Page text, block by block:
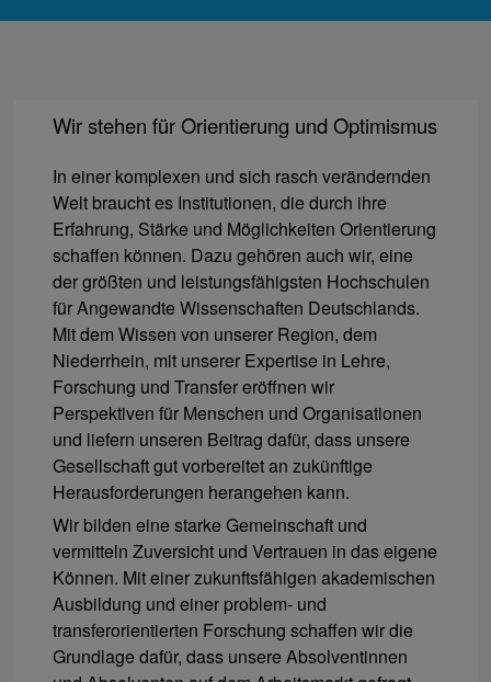
Wir stehen für Orientierung und Optimismus
In einer komplexen und sich rasch verändernden
Welt braucht es Institutionen, die durch ihre
Erfahrung, Stärke und Möglichkeiten Orientierung
schaffen können. Dazu gehören auch wir, eine
der größten und leistungsfähigsten Hochschulen
für Angewandte Wissenschaften Deutschlands.
Mit dem Wissen von unserer Region, dem
Niederrhein, mit unserer Expertise in Lehre,
Forschung und Transfer eröffnen wir
Perspektiven für Menschen und Organisationen
und liefern unseren Beitrag dafür, dass unsere
Gesellschaft gut vorbereitet an zukünftige
Herausforderungen herangehen kann.
Wir bilden eine starke Gemeinschaft und
vermitteln Zuversicht und Vertrauen in das eigene
Können. Mit einer zukunftsfähigen akademischen
Ausbildung und einer problem- und
transferorientierten Forschung schaffen wir die
Grundlage dafür, dass unsere Absolventinnen